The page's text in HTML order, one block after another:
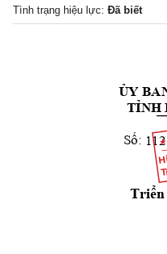
Tình trạng hiệu lực: Đã biết
ỦY
TỈNH
Số:
Triển
112